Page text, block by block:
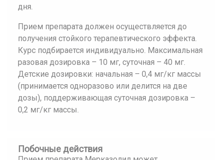
дня.
Прием препарата должен осуществляется до
получения стойкого терапевтического эффекта.
Курс подбирается индивидуально. Максимальная
разовая дозировка – 10 мг, суточная – 40 мг.
Детские дозировки: начальная – 0,4 мг/кг массы
(принимается одноразово или делится на две
дозы), поддерживающая суточная дозировка –
0,2 мг/кг массы.
Побочные действия